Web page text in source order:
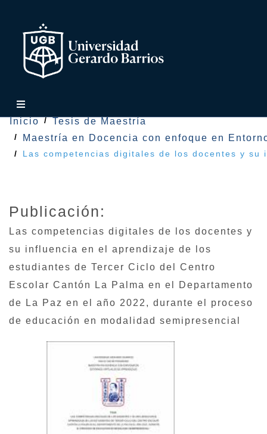
Inicio
Tesis de Maestría
Maestría en Docencia con enfoque en
Las competencias digitales de los docentes y
Publicación:
Las competencias digitales de los docentes y
su influencia en el aprendizaje de los
estudiantes de Tercer Ciclo del Centro
Escolar Cantón La Palma en el Departamento
de La Paz en el año 2022, durante el proceso
de educación en modalidad semipresencial